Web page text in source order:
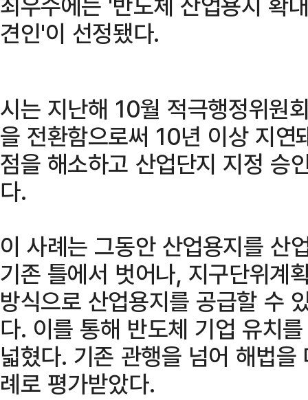
견인'이 선정됐다.
시는 지난해 10월 적극행정위원
을 전환함으로써 10년 이상 지연
점을 해소하고 산업단지 지정 승
다.
이 사례는 그동안 산업용지를 산
기존 틀에서 벗어나, 지구단위계
방식으로 산업용지를 공급할 수
다. 이를 통해 반도체 기업 유치
넓혔다. 기존 관행을 넘어 해법
례로 평가받았다.